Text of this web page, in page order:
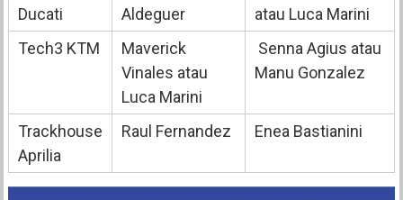
Ducati
Aldeguer
atau Luca Marini
Tech3 KTM
Maverick
Vinales atau
Luca Marini
Senna Agius atau
Manu Gonzalez
Trackhouse
Aprilia
Raul Fernandez Enea Bastianini